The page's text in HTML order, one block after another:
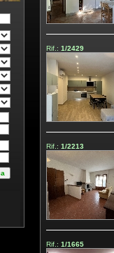
Rif.: 1/2429
Rif.: 1/2213
Rif.: 1/1665